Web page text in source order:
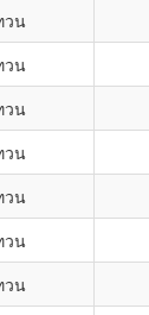
วน
วน
วน
วน
วน
วน
วน